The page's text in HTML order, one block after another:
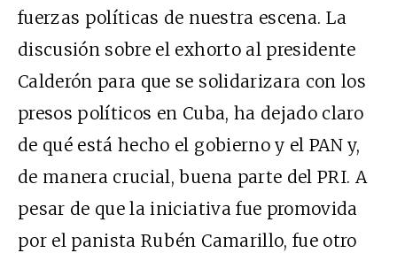
fuerzas políticas de nuestra escena. La
discusión sobre el exhorto al presidente
Calderón para que se solidarizara con los
presos políticos en Cuba, ha dejado claro
de qué está hecho el gobierno y el PAN y,
de manera crucial, buena parte del PRI. A
pesar de que la iniciativa fue promovida
por el panista Rubén Camarillo, fue otro